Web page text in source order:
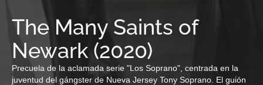
The Many Saints of
Newark (2020)
Precuela de la aclamada serie "Los Soprano", centrada en la
juventud del gángster de Nueva Jersey Tony Soprano. El guión